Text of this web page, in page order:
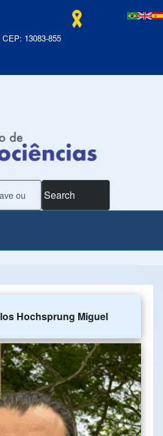
13083-855
Hochsprung Miguel